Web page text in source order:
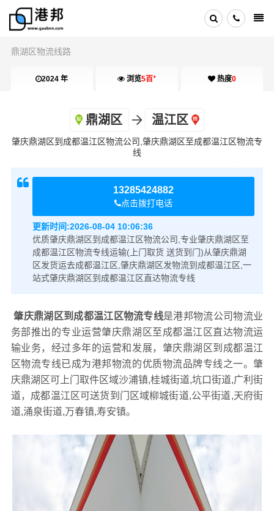
鼎湖区物流线路
2024 年 浏览5百+ 热度0
鼎湖区 温江区
肇庆鼎湖区到成都温江区物流公司,肇庆鼎湖区至成都温江区物流专
线
13285424882
点击拨打电话
更新时间:2026-08-04 10:06:36
优质肇庆鼎湖区到成都温江区物流公司,专业肇庆鼎湖区至
成都温江区物流专线运输(上门取货 送货到门)从肇庆鼎湖
区发货运去成都温江区,肇庆鼎湖区发物流到成都温江区,一
站式肇庆鼎湖区到成都温江区直达物流专线
肇庆鼎湖区到成都温江区物流专线是港邦物流公司物流业
务部推出的专业运营肇庆鼎湖区至成都温江区直达物流运
输业务，经过多年的运营和发展，肇庆鼎湖区到成都温江
区物流专线已成为港邦物流的优质物流品牌专线之一。肇
庆鼎湖区可上门取件区域沙浦镇,桂城街道,坑口街道,广利街
道，成都温江区可送货到门区域柳城街道,公平街道,天府街
道,涌泉街道,万春镇,寿安镇。